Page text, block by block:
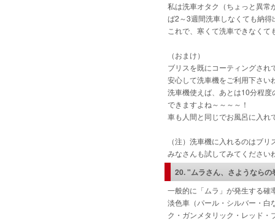
私は洗車オタク（ちょっと異常
ば2～3週間洗車しなくても納
これで、寒くて洗車できなく
（おまけ）
ブリスを既にコーティングさ
安心して洗車機をご利用下さい
洗車機使えば、あとは10分程
できますよね～～～～！
車も人間と同じでお風呂に入れ
（注）洗車機に入れるのはブ
みなさんも試してみてください
20. "ムラさん、さようならの
一般的に「ムラ」が発生する確
淡色車（パール・シルバー・白
ク・ガンメタリック・レッド